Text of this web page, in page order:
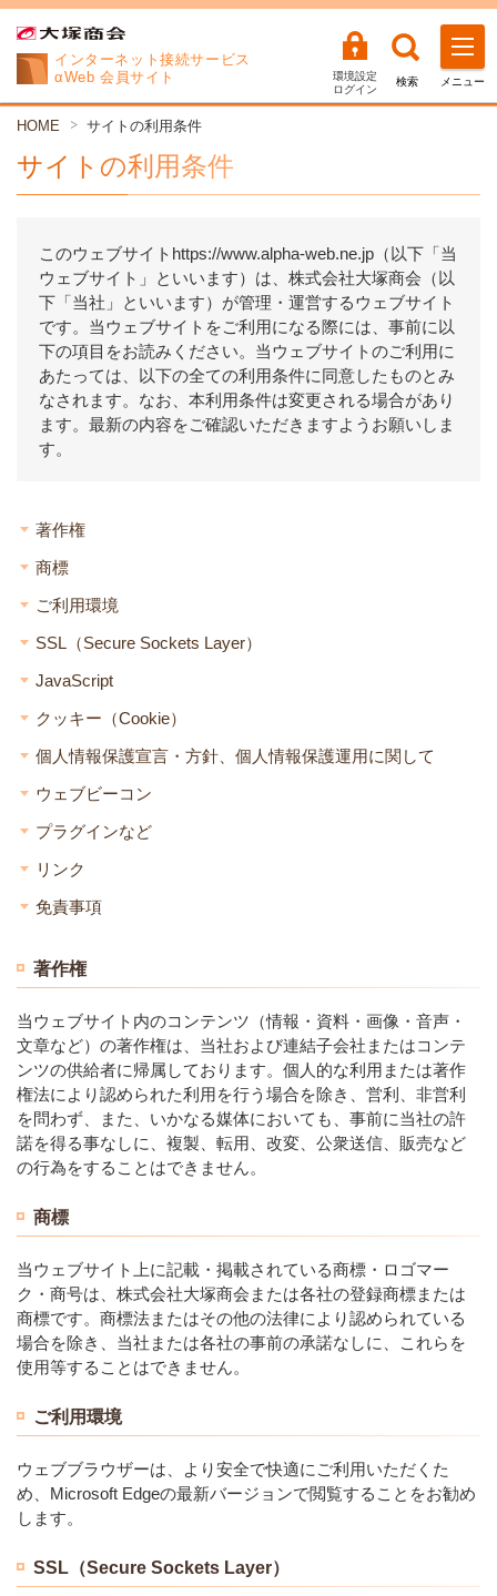
インターネット接続サービス
αWeb 会員サイト
環境設定
ログイン
検索 メニュー
HOME サイトの利用条件
サイトの利用条件
このウェブサイトhttps://www.alpha-web.ne.jp（以下「当
ウェブサイト」といいます）は、株式会社大塚商会（以
下「当社」といいます）が管理・運営するウェブサイト
です。当ウェブサイトをご利用になる際には、事前に以
下の項目をお読みください。当ウェブサイトのご利用に
あたっては、以下の全ての利用条件に同意したものとみ
なされます。なお、本利用条件は変更される場合があり
ます。最新の内容をご確認いただきますようお願いしま
す。
著作権
商標
ご利用環境
SSL（Secure Sockets Layer）
JavaScript
クッキー（Cookie）
個人情報保護宣言・方針、個人情報保護運用に関して
ウェブビーコン
プラグインなど
リンク
免責事項
著作権
当ウェブサイト内のコンテンツ（情報・資料・画像・音声・
文章など）の著作権は、当社および連結子会社またはコンテ
ンツの供給者に帰属しております。個人的な利用または著作
権法により認められた利用を行う場合を除き、営利、非営利
を問わず、また、いかなる媒体においても、事前に当社の許
諾を得る事なしに、複製、転用、改変、公衆送信、販売など
の行為をすることはできません。
商標
当ウェブサイト上に記載・掲載されている商標・ロゴマー
ク・商号は、株式会社大塚商会または各社の登録商標または
商標です。商標法またはその他の法律により認められている
場合を除き、当社または各社の事前の承諾なしに、これらを
使用等することはできません。
ご利用環境
ウェブブラウザーは、より安全で快適にご利用いただくた
め、Microsoft Edgeの最新バージョンで閲覧することをお勧め
します。
SSL（Secure Sockets Layer）